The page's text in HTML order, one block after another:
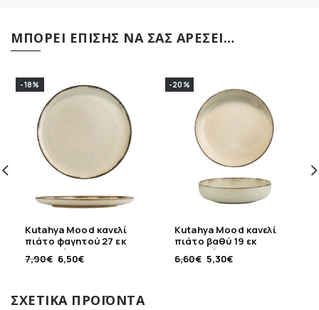
ΜΠΟΡΕΊ ΕΠΊΣΗΣ ΝΑ ΣΑΣ ΑΡΈΣΕΙ…
-18%
Kutahya Mood κανελί
πιάτο φαγητού 27 εκ
πορσελάνης
7,90€ 6,50€
-20%
Kutahya Mood κανελί
πιάτο βαθύ 19 εκ
πορσελάνης
6,60€ 5,30€
ΣΧΕΤΙΚΆ ΠΡΟΪΌΝΤΑ